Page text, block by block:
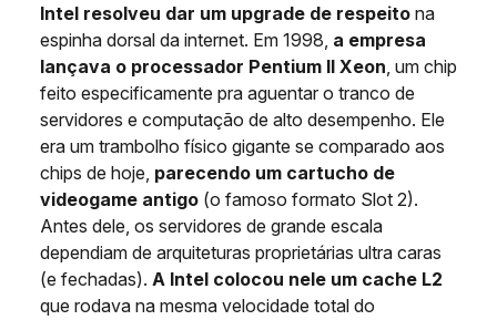
Intel resolveu dar um upgrade de respeito na
espinha dorsal da internet. Em 1998, a empresa
lançava o processador Pentium II Xeon, um chip
feito especificamente pra aguentar o tranco de
servidores e computação de alto desempenho. Ele
era um trambolho físico gigante se comparado aos
chips de hoje, parecendo um cartucho de
videogame antigo (o famoso formato Slot 2).
Antes dele, os servidores de grande escala
dependiam de arquiteturas proprietárias ultra caras
(e fechadas). A Intel colocou nele um cache L2
que rodava na mesma velocidade total do